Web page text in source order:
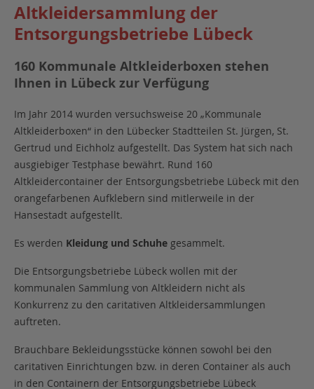
Altkleidersammlung der
Entsorgungsbetriebe Lübeck
160 Kommunale Altkleiderboxen stehen
Ihnen in Lübeck zur Verfügung
Im Jahr 2014 wurden versuchsweise 20 „Kommunale
Altkleiderboxen“ in den Lübecker Stadtteilen St. Jürgen, St.
Gertrud und Eichholz aufgestellt. Das System hat sich nach
ausgiebiger Testphase bewährt. Rund 160
Altkleidercontainer der Entsorgungsbetriebe Lübeck mit den
orangefarbenen Aufklebern sind mitlerweile in der
Hansestadt aufgestellt.
Es werden Kleidung und Schuhe gesammelt.
Die Entsorgungsbetriebe Lübeck wollen mit der
kommunalen Sammlung von Altkleidern nicht als
Konkurrenz zu den caritativen Altkleidersammlungen
auftreten.
Brauchbare Bekleidungsstücke können sowohl bei den
caritativen Einrichtungen bzw. in deren Container als auch
in den Containern der Entsorgungsbetriebe Lübeck